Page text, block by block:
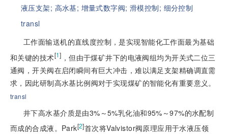
液压支架; 高水基; 增量式数字阀;滑模控制; 细分控制
transl
工作面输送机的直线度控制，是实现智能化工作面最为基础
和关键的技术[1] ，但由于煤矿井下的电液阀组均为开关式二位三
通阀，开关阀在启闭瞬间有巨大冲击，难以满足支架精确调直需
求，因此研制高水基比例阀对于实现煤矿的智能化有重要意义。
transl
井下高水基介质是由3%～5%乳化油和95%～97%的水配制
而成的合成液。Park[2]首次将Valvistor阀原理应用于水液压领